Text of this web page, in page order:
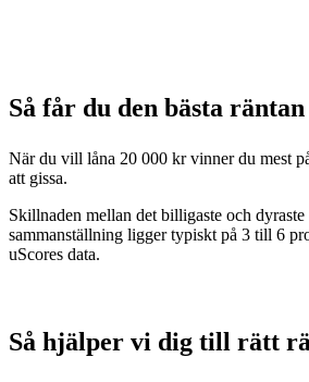
Så får du den bästa räntan
När du vill låna 20 000 kr vinner du mest
att gissa.
Skillnaden mellan det billigaste och dyraste
sammanställning ligger typiskt på 3 till 6
uScores data.
Så hjälper vi dig till rätt